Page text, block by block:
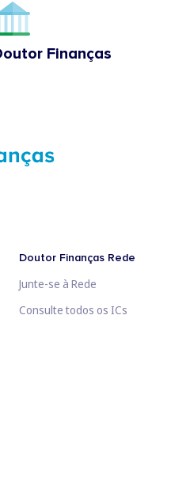
Finanças
Doutor Finanças Rede
Junte-se à Rede
Consulte todos os ICs